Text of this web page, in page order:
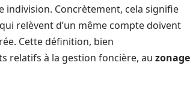
Concrètement, cela signifie
relèvent d’un même compte doivent
Cette définition, bien
relatifs à la gestion foncière, au zonage